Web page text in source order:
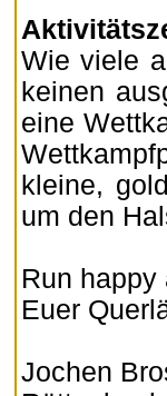
Wie viele
keinen
eine
kleine,
um den
Run happy
Euer
Jochen